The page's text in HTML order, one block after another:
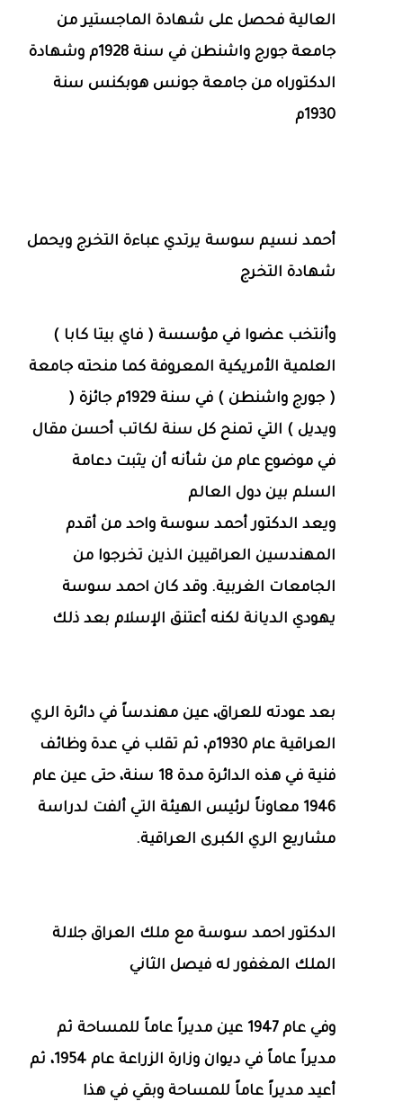
العالية فحصل على شهادة الماجستير من
جامعة جورج واشنطن في سنة 1928م وشهادة
الدكتوراه من جامعة جونس هوبكنس سنة
1930م
أحمد نسيم سوسة يرتدي عباءة التخرج ويحمل
شهادة التخرج
وأنتخب عضوا في مؤسسة ( فاي بيتا كابا )
العلمية الأمريكية المعروفة كما منحته جامعة
( جورج واشنطن ) في سنة 1929م جائزة (
ويديل ) التي تمنح كل سنة لكاتب أحسن مقال
في موضوع عام من شأنه أن يثبت دعامة
السلم بين دول العالم
ويعد الدكتور أحمد سوسة واحد من أقدم
المهندسين العراقيين الذين تخرجوا من
الجامعات الغربية. وقد كان احمد سوسة
يهودي الديانة لكنه أعتنق الإسلام بعد ذلك
بعد عودته للعراق، عين مهندساً في دائرة الري
العراقية عام 1930م، ثم تقلب في عدة وظائف
فنية في هذه الدائرة مدة 18 سنة، حتى عين عام
1946 معاوناً لرئيس الهيئة التي ألفت لدراسة
مشاريع الري الكبرى العراقية.
الدكتور احمد سوسة مع ملك العراق جلالة
الملك المغفور له فيصل الثاني
وفي عام 1947 عين مديراً عاماً للمساحة ثم
مديراً عاماً في ديوان وزارة الزراعة عام 1954، ثم
أعيد مديراً عاماً للمساحة وبقي في هذا